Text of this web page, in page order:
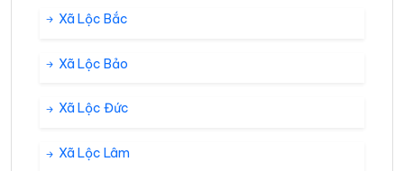
Xã Lộc Bắc
Xã Lộc Bảo
Xã Lộc Đức
Xã Lộc Lâm